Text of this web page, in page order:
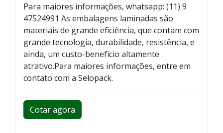
Para maiores informações, whatsapp: (11) 9
47524991 As embalagens laminadas são
materiais de grande eficiência, que contam com
grande tecnologia, durabilidade, resistência, e
ainda, um custo-benefício altamente
atrativo.Para maiores informações, entre em
contato com a Selopack.
Cotar agora